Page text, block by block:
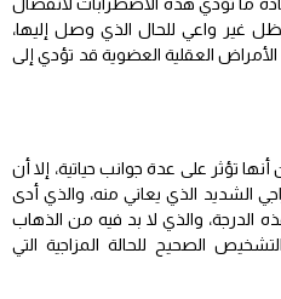
ما تؤدي هذه الاضطرابات لانفصال
غير واعي للحال الذي وصل إليها،
العقلية العضوية قد تؤدي إلى
تؤثر على عدة جوانب حياتية، إلا أن
الشديد الذي يعاني منه، والذي أدى
الدرجة، والذي لا بد فيه من الذهاب
الصحيح للحالة المزاجية التي